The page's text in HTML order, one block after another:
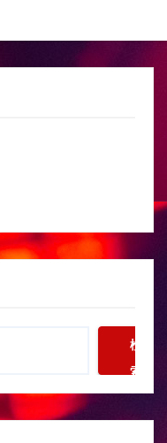
検
索